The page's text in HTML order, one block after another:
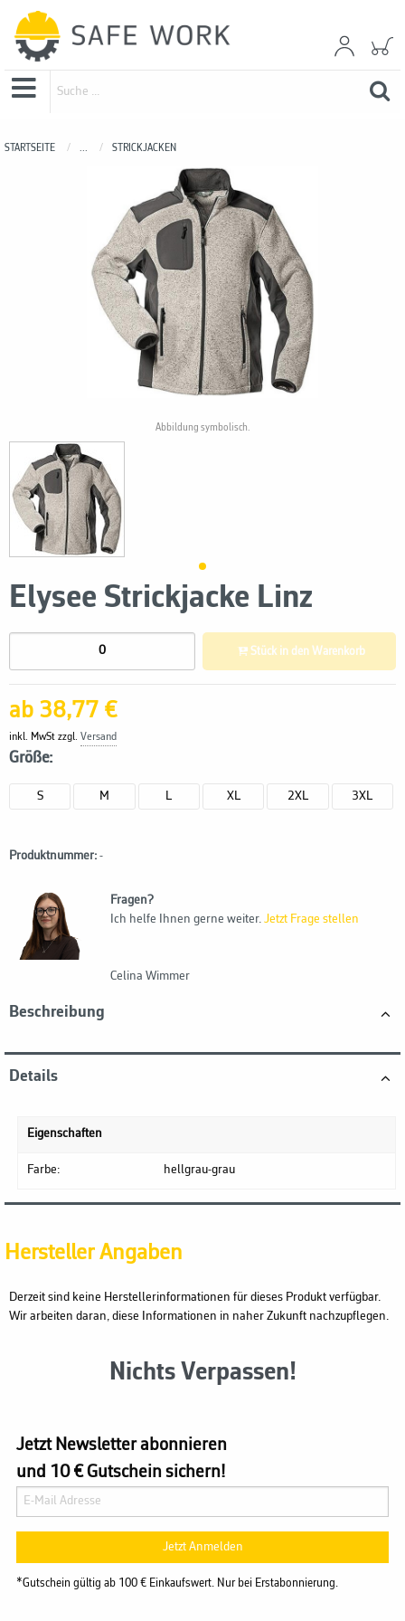
STARTSEITE ... STRICKJACKEN
Elysee Strickjacke Linz
Abbildung symbolisch.
ab 38,77 €
inkl. MwSt zzgl. Versand
Größe:
S M L XL 2XL 3XL
Stück in den Warenkorb
Produktnummer: -
Fragen?
Ich helfe Ihnen gerne weiter. Jetzt Frage stellen
Celina Wimmer
Beschreibung
Details
Eigenschaften
Farbe: hellgrau-grau
Hersteller Angaben
Derzeit sind keine Herstellerinformationen für dieses Produkt verfügbar.
Wir arbeiten daran, diese Informationen in naher Zukunft nachzupflegen.
Nichts Verpassen!
Jetzt Newsletter abonnieren
und 10 € Gutschein sichern!
Jetzt Anmelden
*Gutschein gültig ab 100 € Einkaufswert. Nur bei Erstabonnierung.